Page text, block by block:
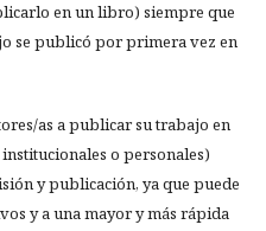
en un libro) siempre que
se publicó por primera vez en
as a publicar su trabajo en
o personales)
y publicación, ya que puede
y a una mayor y más rápida